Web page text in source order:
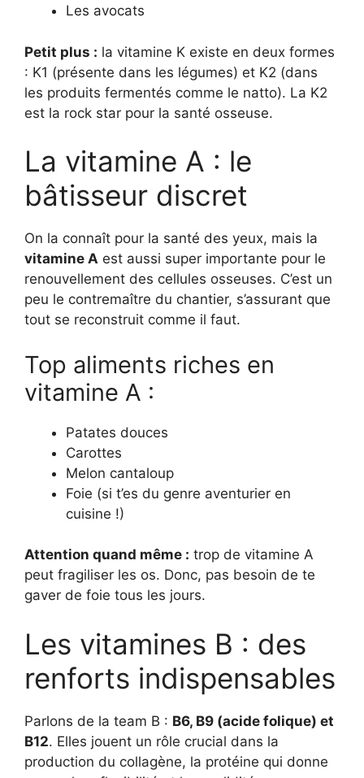
Les avocats
Petit plus : la vitamine K existe en deux formes
: K1 (présente dans les légumes) et K2 (dans
les produits fermentés comme le natto). La K2
est la rock star pour la santé osseuse.
La vitamine A : le
bâtisseur discret
On la connaît pour la santé des yeux, mais la
vitamine A est aussi super importante pour le
renouvellement des cellules osseuses. C’est un
peu le contremaître du chantier, s’assurant que
tout se reconstruit comme il faut.
Top aliments riches en
vitamine A :
Patates douces
Carottes
Melon cantaloup
Foie (si t’es du genre aventurier en
cuisine !)
Attention quand même : trop de vitamine A
peut fragiliser les os. Donc, pas besoin de te
gaver de foie tous les jours.
Les vitamines B : des
renforts indispensables
Parlons de la team B : B6, B9 (acide folique) et
B12. Elles jouent un rôle crucial dans la
production du collagène, la protéine qui donne